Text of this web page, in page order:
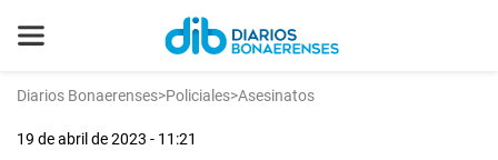
Diarios Bonaerenses>Policiales>Asesinatos
19 de abril de 2023 - 11:21